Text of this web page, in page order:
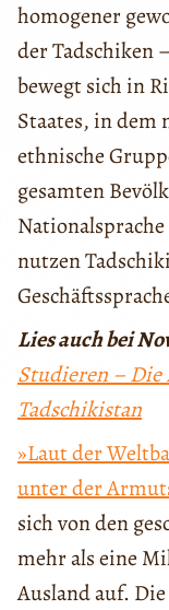
homogener
der Tadschiken
bewegt sich in
Staates, in dem
ethnische
gesamten
nutzen
Lies auch bei
Studieren –
Tadschikistan
»Laut der
unter der
sich von den
mehr als eine
Ausland auf.